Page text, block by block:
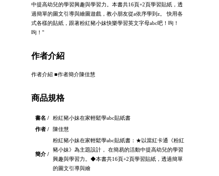
中提高幼兒的學習興趣與學習力。本書共16頁+2頁學習貼紙，透
過簡單的圖文引導與繪圖遊戲，教小朋友從a依序學到z。 快用各
式各樣的貼紙，跟著粉紅豬小妹快樂學習英文字母abc吧！呴！
呴！"
作者介紹
作者介紹 ■作者簡介陳佳慧
商品規格
書名 /
粉紅豬小妹在家輕鬆學abc貼紙書
作者 /
陳佳慧
簡介 /
粉紅豬小妹在家輕鬆學abc貼紙書：★以當紅卡通《粉紅
豬小妹》為主題設計， 在簡易的活動中提高幼兒的學習
興趣與學習力。◆本書共16頁+2頁學習貼紙，透過簡單
的圖文引導與繪